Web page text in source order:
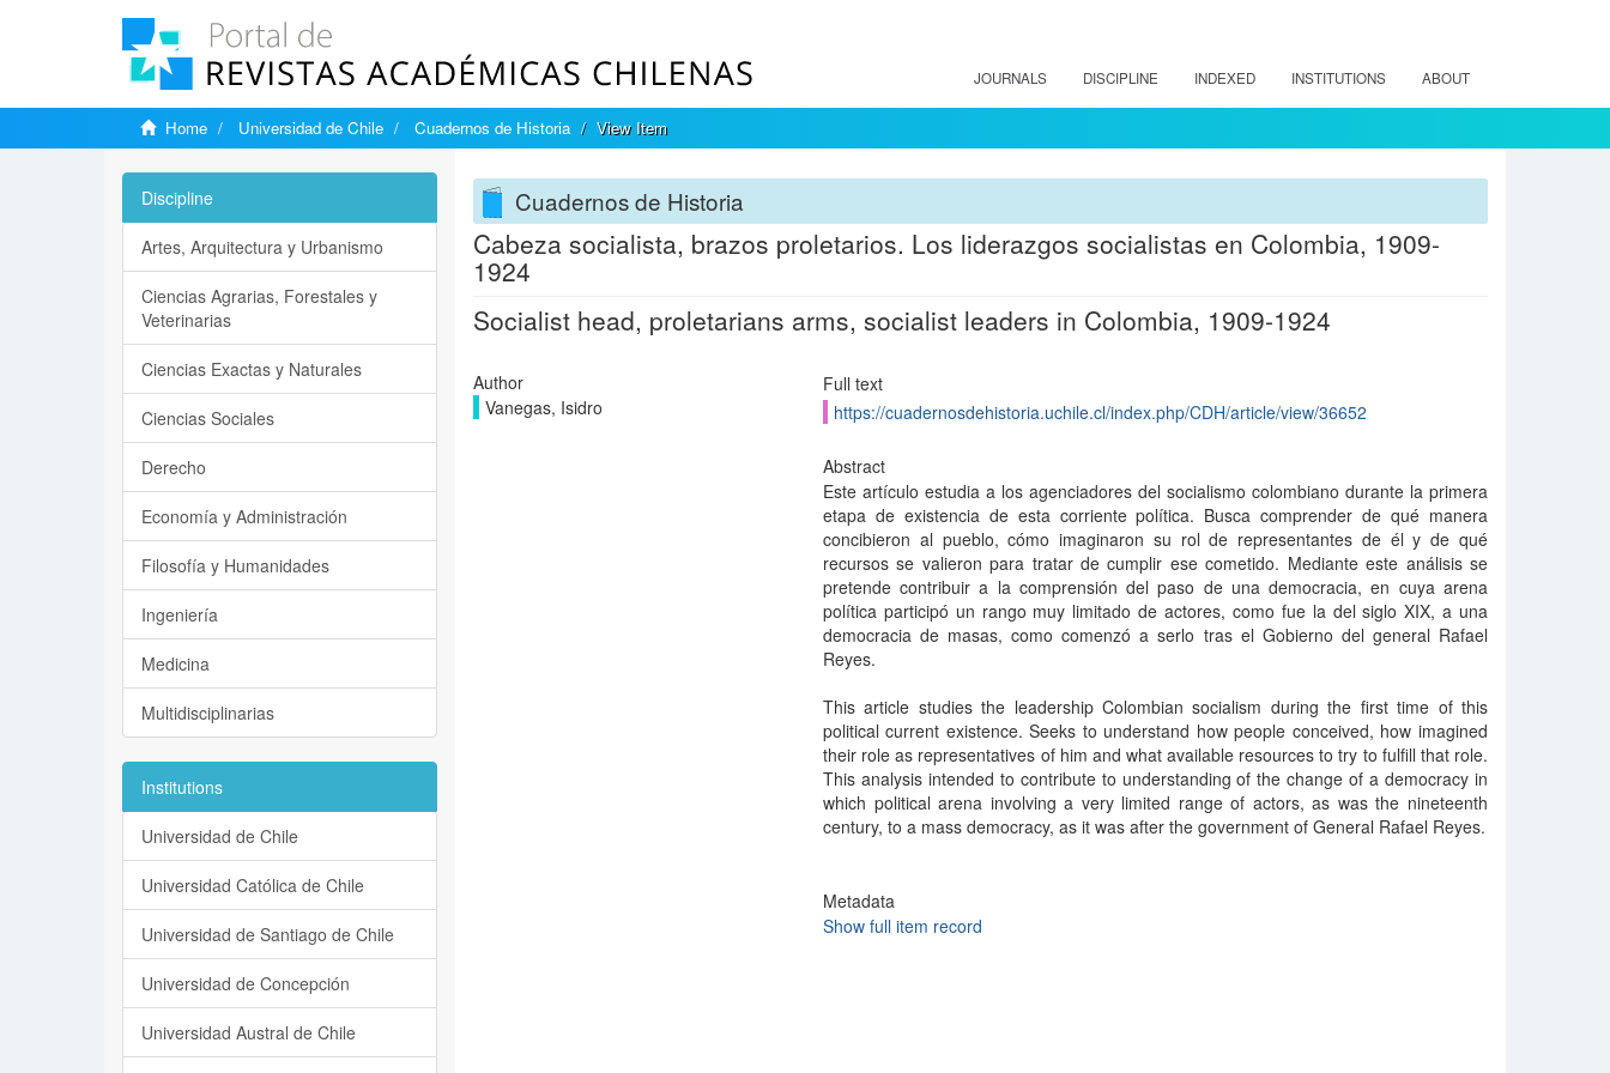
JOURNALS DISCIPLINE INDEXED INSTITUTIONS ABOUT
Home Universidad de Chile Cuadernos de Historia View Item
Cuadernos de Historia
Cabeza socialista, brazos proletarios. Los liderazgos socialistas en Colombia, 1909-
1924
Socialist head, proletarians arms, socialist leaders in Colombia, 1909-1924
Author
Vanegas, Isidro
Full text
https://cuadernosdehistoria.uchile.cl/index.php/CDH/article/view/36652
Abstract
Este artículo estudia a los agenciadores del socialismo colombiano durante la primera
etapa de existencia de esta corriente política. Busca comprender de qué manera
concibieron al pueblo, cómo imaginaron su rol de representantes de él y de qué
recursos se valieron para tratar de cumplir ese cometido. Mediante este análisis se
pretende contribuir a la comprensión del paso de una democracia, en cuya arena
política participó un rango muy limitado de actores, como fue la del siglo XIX, a una
democracia de masas, como comenzó a serlo tras el Gobierno del general Rafael
Reyes.
This article studies the leadership Colombian socialism during the first time of this
political current existence. Seeks to understand how people conceived, how imagined
their role as representatives of him and what available resources to try to fulfill that role.
This analysis intended to contribute to understanding of the change of a democracy in
which political arena involving a very limited range of actors, as was the nineteenth
century, to a mass democracy, as it was after the government of General Rafael Reyes.
Metadata
Show full item record
Discipline
Artes, Arquitectura y Urbanismo
Ciencias Agrarias, Forestales y
Veterinarias
Ciencias Exactas y Naturales
Ciencias Sociales
Derecho
Economía y Administración
Filosofía y Humanidades
Ingeniería
Medicina
Multidisciplinarias
Institutions
Universidad de Chile
Universidad Católica de Chile
Universidad de Santiago de Chile
Universidad de Concepción
Universidad Austral de Chile